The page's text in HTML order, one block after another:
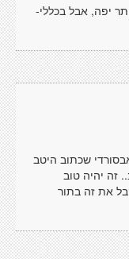
יפה, אבל בכללי-
שכתוב היטב
זה יהיה טוב
את זה בתור